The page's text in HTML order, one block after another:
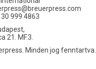
999 4863
21. MF.3.
Minden jog fenntartva.